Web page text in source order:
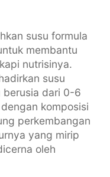
susu formula
membantu
nutrisinya.
susu
berusia dari 0-6
komposisi
perkembangan
yang mirip
oleh